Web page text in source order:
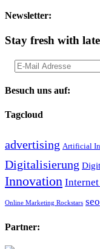
Newsletter:
Stay fresh with
Besuch uns auf:
Tagcloud
advertising Artificial
Digitalisierung
Innovation
Online Marketing Rockstars seo
Partner: